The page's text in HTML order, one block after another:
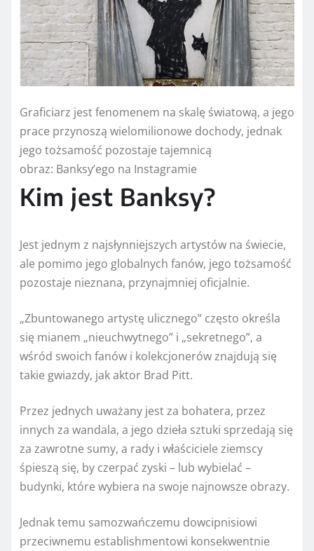
Graficiarz jest fenomenem na skalę światową, a jego
prace przynoszą wielomilionowe dochody, jednak
jego tożsamość pozostaje tajemnicą
obraz: Banksy’ego na Instagramie
Kim jest Banksy?
Jest jednym z najsłynniejszych artystów na świecie,
ale pomimo jego globalnych fanów, jego tożsamość
pozostaje nieznana, przynajmniej oficjalnie.
„Zbuntowanego artystę ulicznego” często określa
się mianem „nieuchwytnego” i „sekretnego”, a
wśród swoich fanów i kolekcjonerów znajdują się
takie gwiazdy, jak aktor Brad Pitt.
Przez jednych uważany jest za bohatera, przez
innych za wandala, a jego dzieła sztuki sprzedają się
za zawrotne sumy, a rady i właściciele ziemscy
śpieszą się, by czerpać zyski – lub wybielać –
budynki, które wybiera na swoje najnowsze obrazy.
Jednak temu samozwańczemu dowcipnisiowi
przeciwnemu establishmentowi konsekwentnie